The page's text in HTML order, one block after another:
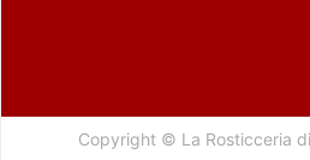
Copyright © La Rosticceria